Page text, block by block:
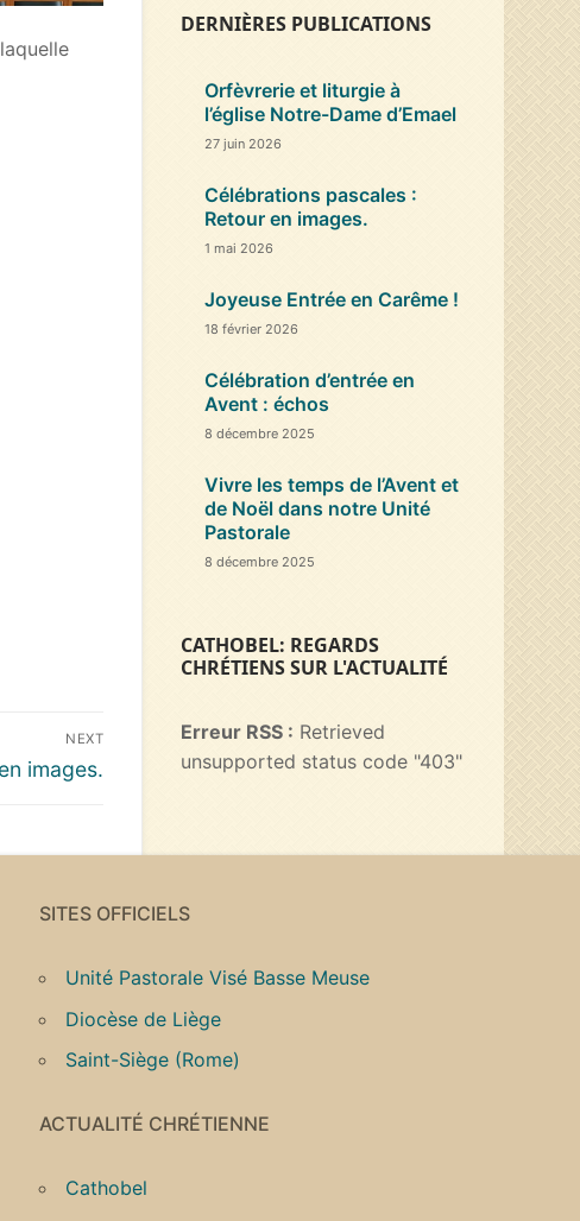
NEXT
images.
DERNIÈRES PUBLICATIONS
Orfèvrerie et liturgie à
l’église Notre-Dame d’Emael
27 juin 2026
Célébrations pascales :
Retour en images.
1 mai 2026
Joyeuse Entrée en Carême !
18 février 2026
Célébration d’entrée en
Avent : échos
8 décembre 2025
Vivre les temps de l’Avent et
de Noël dans notre Unité
Pastorale
8 décembre 2025
CATHOBEL: REGARDS
CHRÉTIENS SUR L'ACTUALITÉ
Erreur RSS : Retrieved
unsupported status code "403"
SITES OFFICIELS
Unité Pastorale Visé Basse Meuse
Diocèse de Liège
Saint-Siège (Rome)
ACTUALITÉ CHRÉTIENNE
Cathobel